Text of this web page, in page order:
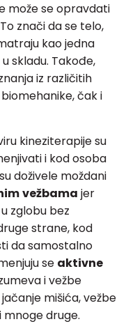
može se opravdati
znači da se telo,
kao jedna
skladu. Takođe,
iz različitih
čak i
kineziterapije su
i kod osoba
doživele moždani
vežbama jer
zglobu bez
strane, kod
da samostalno
se aktivne
i vežbe
mišića, vežbe
druge.